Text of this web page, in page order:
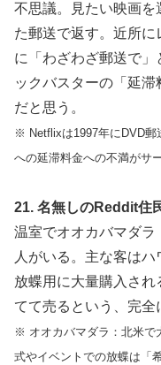
不思議。見たい映画を
た郵送で返す。近所
に「わざわざ郵送で」
ックバスターの「延
だと思う。
※ Netflixは1997年にDVD郵
への延滞料金への不満がサ
21. 名無しのReddit住
温室でオオカバマダラ
人がいる。主な客は
放蝶用に大量購入され
てて売るという、完全
※ オオカバマダラ：北米で
式やイベントでの放蝶は「